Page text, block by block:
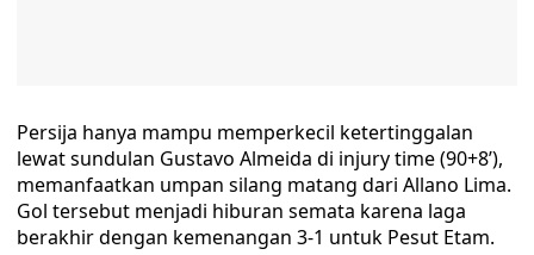
Persija hanya mampu memperkecil ketertinggalan
lewat sundulan Gustavo Almeida di injury time (90+8’),
memanfaatkan umpan silang matang dari Allano Lima.
Gol tersebut menjadi hiburan semata karena laga
berakhir dengan kemenangan 3-1 untuk Pesut Etam.